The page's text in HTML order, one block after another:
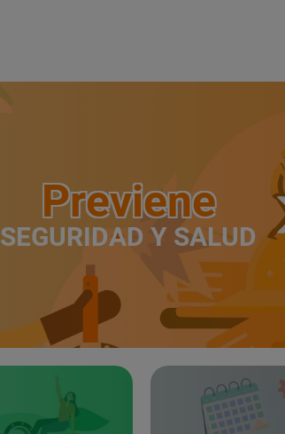
Previene
SEGURIDAD Y SALUD